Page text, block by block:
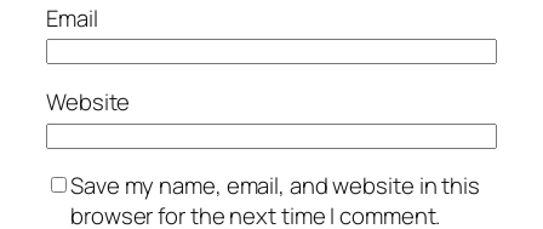
Email
Website
Save my name, email, and website in this
browser for the next time I comment.